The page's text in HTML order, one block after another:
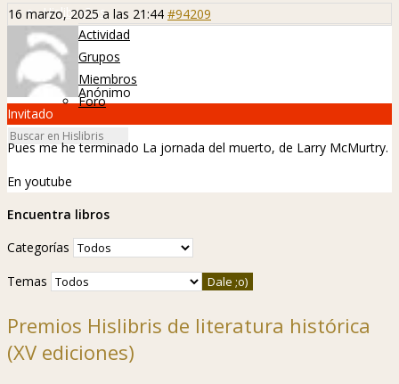
Hislibreños
Actividad
Grupos
Miembros
Foro
16 marzo, 2025 a las 21:44 #94209
Anónimo
Invitado
Pues me he terminado La jornada del muerto, de Larry McMurtry.
En youtube
Encuentra libros
Categorías
Temas
Premios Hislibris de literatura histórica
(XV ediciones)